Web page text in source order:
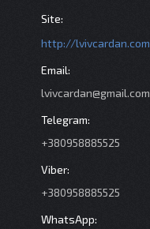
http://lvivcardan.com
lvivcardan@gmail.com
+380958885525
+380958885525